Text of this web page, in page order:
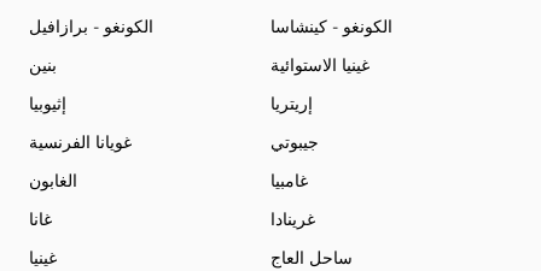
الكونغو - برازافيل
الكونغو - كينشاسا
بنين
غينيا الاستوائية
إثيوبيا
إريتريا
غويانا الفرنسية
جيبوتي
الغابون
غامبيا
غانا
غرينادا
غينيا
ساحل العاج